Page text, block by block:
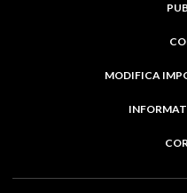
MODIFICA